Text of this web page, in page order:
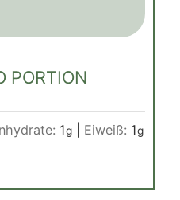
PORTION
1g Eiweiß: 1g